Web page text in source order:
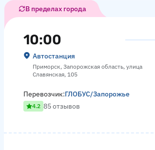
В пределах города
10:00
Автостанция
Приморск, Запорожская область, улица
Славянская, 105
Перевозчик:ГЛОБУС/Запорожье
4.2 85 отзывов